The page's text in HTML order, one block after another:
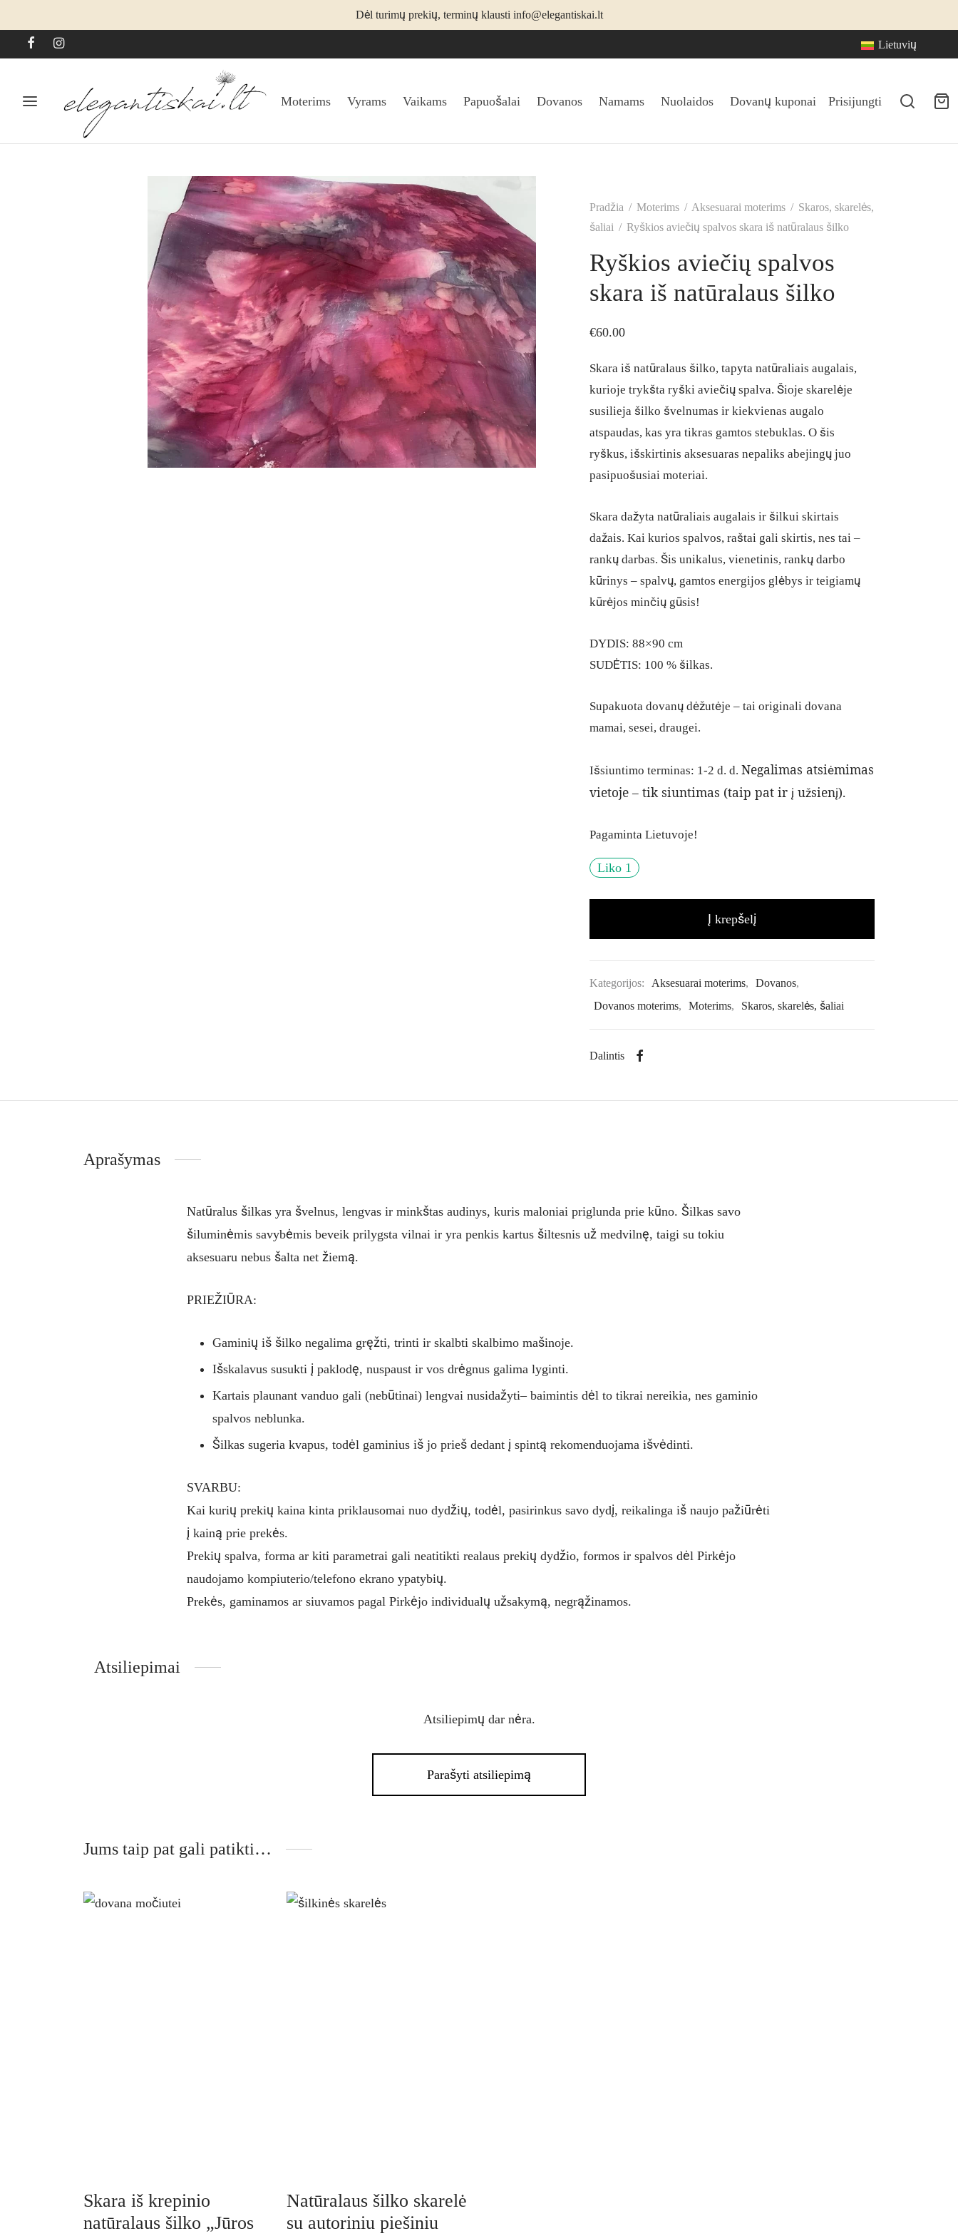
Dėl turimų prekių, terminų klausti info@elegantiskai.lt
Lietuvių
Moterims Vyrams Vaikams Papuošalai Dovanos Namams Nuolaidos Dovanų kuponai Prisijungti
Pradžia / Moterims / Aksesuarai moterims / Skaros, skarelės,
šaliai / Ryškios aviečių spalvos skara iš natūralaus šilko
Ryškios aviečių spalvos
skara iš natūralaus šilko
€60.00
Skara iš natūralaus šilko, tapyta natūraliais augalais,
kurioje trykšta ryški aviečių spalva. Šioje skarelėje
susilieja šilko švelnumas ir kiekvienas augalo
atspaudas, kas yra tikras gamtos stebuklas. O šis
ryškus, išskirtinis aksesuaras nepaliks abejingų juo
pasipuošusiai moteriai.
Skara dažyta natūraliais augalais ir šilkui skirtais
dažais. Kai kurios spalvos, raštai gali skirtis, nes tai –
rankų darbas. Šis unikalus, vienetinis, rankų darbo
kūrinys – spalvų, gamtos energijos glėbys ir teigiamų
kūrėjos minčių gūsis!
DYDIS: 88×90 cm
SUDĖTIS: 100 % šilkas.
Supakuota dovanų dėžutėje – tai originali dovana
mamai, sesei, draugei.
Išsiuntimo terminas: 1-2 d. d. Negalimas atsiėmimas
vietoje – tik siuntimas (taip pat ir į užsienį).
Pagaminta Lietuvoje!
Liko 1
Į krepšelį
Kategorijos: Aksesuarai moterims, Dovanos,
Dovanos moterims, Moterims, Skaros, skarelės, šaliai
Dalintis
Aprašymas
Natūralus šilkas yra švelnus, lengvas ir minkštas audinys, kuris maloniai priglunda prie kūno. Šilkas savo
šiluminėmis savybėmis beveik prilygsta vilnai ir yra penkis kartus šiltesnis už medvilnę, taigi su tokiu
aksesuaru nebus šalta net žiemą.
PRIEŽIŪRA:
Gaminių iš šilko negalima gręžti, trinti ir skalbti skalbimo mašinoje.
Išskalavus susukti į paklodę, nuspaust ir vos drėgnus galima lyginti.
Kartais plaunant vanduo gali (nebūtinai) lengvai nusidažyti– baimintis dėl to tikrai nereikia, nes gaminio
spalvos neblunka.
Šilkas sugeria kvapus, todėl gaminius iš jo prieš dedant į spintą rekomenduojama išvėdinti.
SVARBU:
Kai kurių prekių kaina kinta priklausomai nuo dydžių, todėl, pasirinkus savo dydį, reikalinga iš naujo pažiūrėti
į kainą prie prekės.
Prekių spalva, forma ar kiti parametrai gali neatitikti realaus prekių dydžio, formos ir spalvos dėl Pirkėjo
naudojamo kompiuterio/telefono ekrano ypatybių.
Prekės, gaminamos ar siuvamos pagal Pirkėjo individualų užsakymą, negrąžinamos.
Atsiliepimai
Atsiliepimų dar nėra.
Parašyti atsiliepimą
Jums taip pat gali patikti…
Skara iš krepinio
natūralaus šilko „Jūros
Natūralaus šilko skarelė
su autoriniu piešiniu